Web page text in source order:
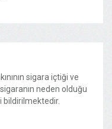
sigara içtiği ve
neden olduğu
bildirilmektedir.